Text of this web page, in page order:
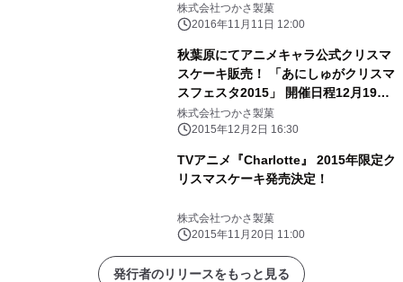
株式会社つかさ製菓
2016年11月11日 12:00
秋葉原にてアニメキャラ公式クリスマ
スケーキ販売！ 「あにしゅがクリスマ
スフェスタ2015」 開催日程12月19日
(土)20日(日) 場所：秋葉原UDX 4F
株式会社つかさ製菓
2015年12月2日 16:30
TVアニメ『Charlotte』 2015年限定ク
リスマスケーキ発売決定！
株式会社つかさ製菓
2015年11月20日 11:00
発行者のリリースをもっと見る